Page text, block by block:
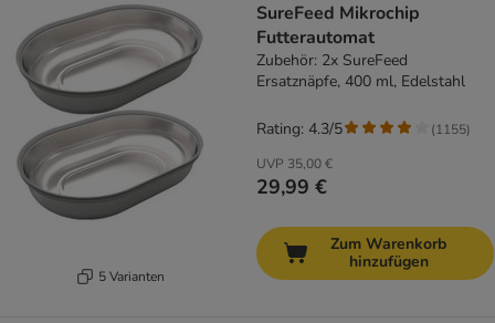
5 Varianten
SureFeed Mikrochip
Futterautomat
Zubehör: 2x SureFeed
Ersatznäpfe, 400 ml, Edelstahl
UVP 35,00 €
29,99 €
Rating: 4.3/5 (1155)
Zum Warenkorb
hinzufügen